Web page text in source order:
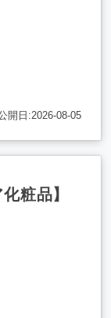
開日:2026-08-05
粧品】